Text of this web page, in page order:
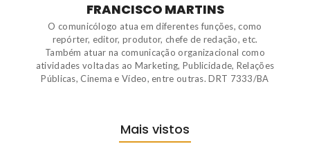
FRANCISCO MARTINS
O comunicólogo atua em diferentes funções, como
repórter, editor, produtor, chefe de redação, etc.
Também atuar na comunicação organizacional como
atividades voltadas ao Marketing, Publicidade, Relações
Públicas, Cinema e Vídeo, entre outras. DRT 7333/BA
Mais vistos